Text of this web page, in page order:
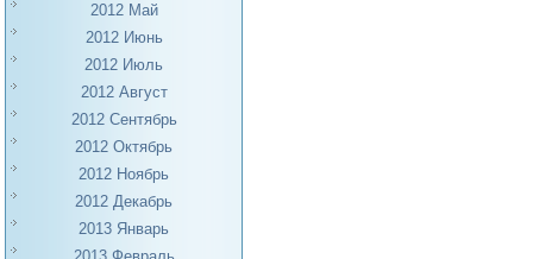
2012 Май
2012 Июнь
2012 Июль
2012 Август
2012 Сентябрь
2012 Октябрь
2012 Ноябрь
2012 Декабрь
2013 Январь